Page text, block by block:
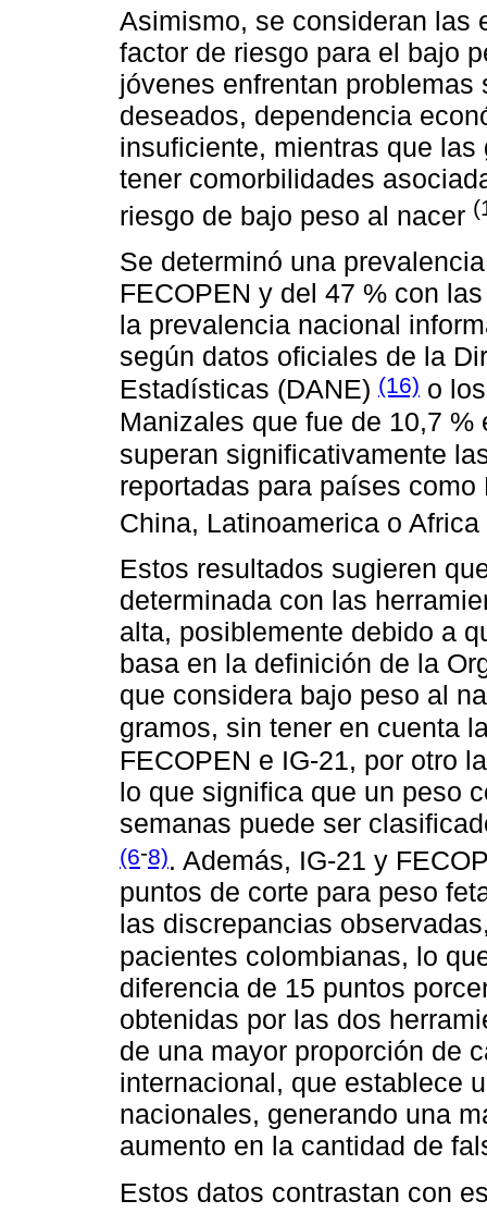
Asimismo, se consideran las
factor de riesgo para el bajo
jóvenes enfrentan
deseados, dependencia
insuficiente, mientras que
tener comorbilidades
riesgo de bajo peso al nacer
Se determinó una
FECOPEN y del 47 % con
la prevalencia nacional
según datos oficiales de la
Estadísticas (DANE) (16) o
Manizales que fue de 10,7
superan significativamente
reportadas para países
China, Latinoamerica o
Estos resultados sugieren
determinada con las
alta, posiblemente debido a
basa en la definición de la
que considera bajo peso al
gramos, sin tener en cuenta
FECOPEN e IG-21, por otro
lo que significa que un peso
semanas puede ser
(6-8). Además, IG-21 y
puntos de corte para peso
las discrepancias
pacientes colombianas, lo
diferencia de 15 puntos
obtenidas por las dos
de una mayor proporción de
internacional, que establece
nacionales, generando una
aumento en la cantidad de
Estos datos contrastan con